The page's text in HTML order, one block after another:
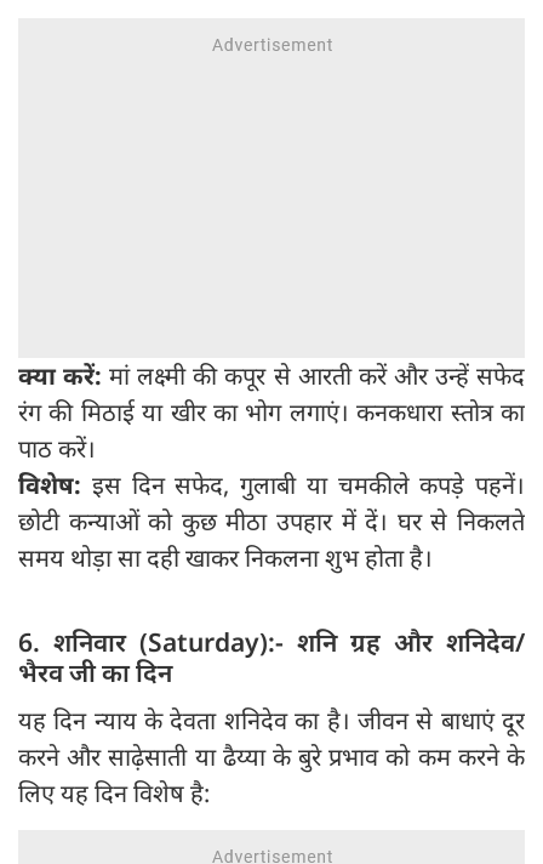
क्या करें:मां लक्ष्मी की कपूर से आरती करें और उन्हें सफेद
रंग की मिठाई या खीर का भोग लगाएं। कनकधारा स्तोत्र का
पाठ करें।
विशेष: इस दिन सफेद, गुलाबी या चमकीले कपड़े पहनें।
छोटी कन्याओं को कुछ मीठा उपहार में दें। घर से निकलते
समय थोड़ा सा दही खाकर निकलना शुभ होता है।
6. शनिवार (Saturday):- शनि ग्रह और शनिदेव/
भैरव जी का दिन
यह दिन न्याय के देवता शनिदेव का है। जीवन से बाधाएं दूर
करने और साढ़ेसाती या ढैय्या के बुरे प्रभाव को कम करने के
लिए यह दिन विशेष है: